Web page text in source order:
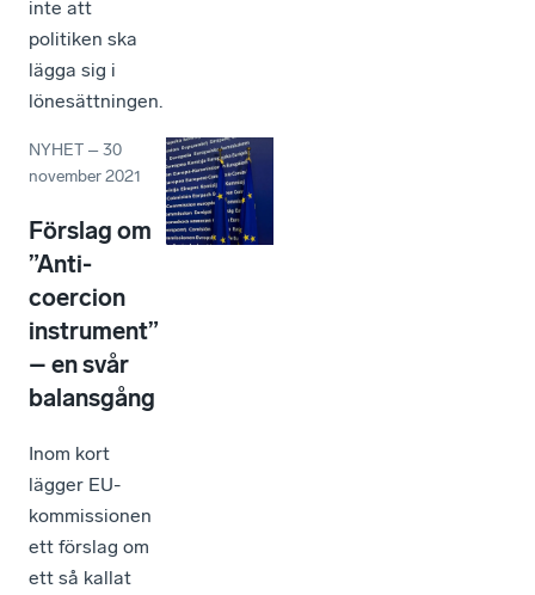
inte att
politiken ska
lägga sig i
lönesättningen.
NYHET –30
november 2021
Förslag om
”Anti-
coercion
instrument”
– en svår
balansgång
Inom kort
lägger EU-
kommissionen
ett förslag om
ett så kallat